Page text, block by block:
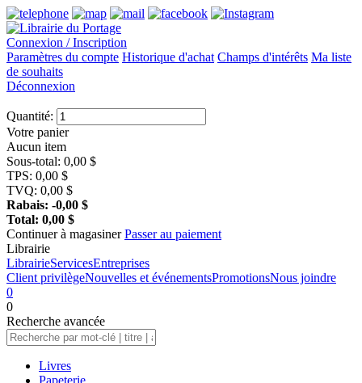
Connexion / Inscription
Paramètres du compte Historique d'achat Champs d'intérêts Ma liste
de souhaits
Déconnexion
Quantité:
Votre panier
Aucun item
Sous-total: 0,00 $
TPS: 0,00 $
TVQ: 0,00 $
Rabais: -0,00 $
Total: 0,00 $
Continuer à magasiner Passer au paiement
Librairie
LibrairieServicesEntreprises
Client privilègeNouvelles et événementsPromotionsNous joindre
0
0
Recherche avancée
Livres
Papeterie